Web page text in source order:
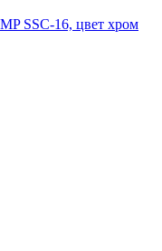
SSC-16, цвет хром